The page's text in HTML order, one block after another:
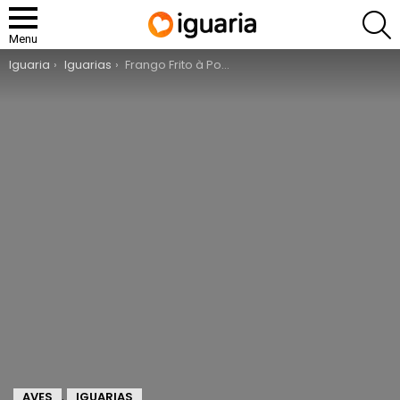
Menu
You are here:
Iguaria Iguarias Frango Frito à Portuguesa
,